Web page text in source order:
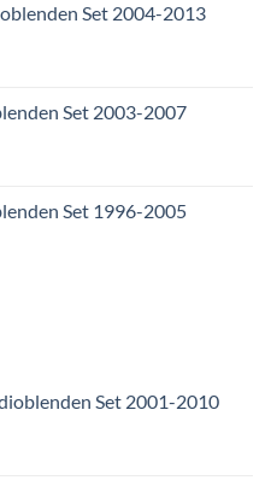
Set 2004-2013
Set 2003-2007
Set 1996-2005
Set 2001-2010